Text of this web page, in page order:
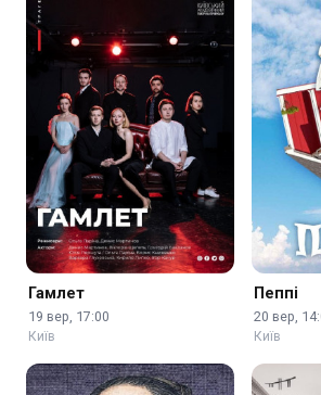
Гамлет
19 вер, 17:00
Київ
Пеппі
20 вер,
Київ